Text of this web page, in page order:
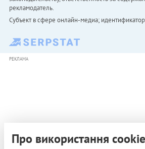
рекламодатель.
Субъект в сфере онлайн-медиа;
РЕКЛАМА
Про використання